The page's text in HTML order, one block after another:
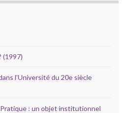
(1997)
l’Université du 20e siècle
Pratique : un objet institutionnel